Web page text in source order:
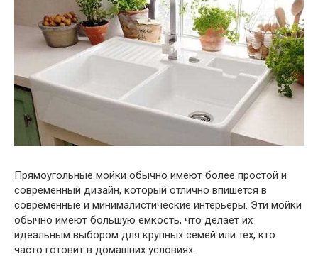
Прямоугольные мойки обычно имеют более простой и
современный дизайн, который отлично впишется в
современные и минималистические интерьеры. Эти мойки
обычно имеют большую емкость, что делает их
идеальным выбором для крупных семей или тех, кто
часто готовит в домашних условиях.